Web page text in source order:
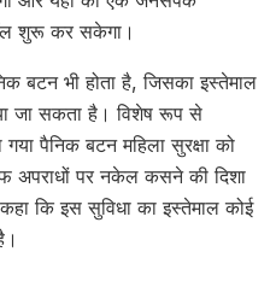
शुरू कर सकेगा।
बटन भी होता है, जिसका इस्तेमाल
जा सकता है। विशेष रूप से
पैनिक बटन महिला सुरक्षा को
पर नकेल कसने की दिशा
कि इस सुविधा का इस्तेमाल कोई